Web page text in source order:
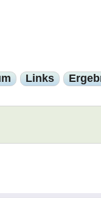
Links